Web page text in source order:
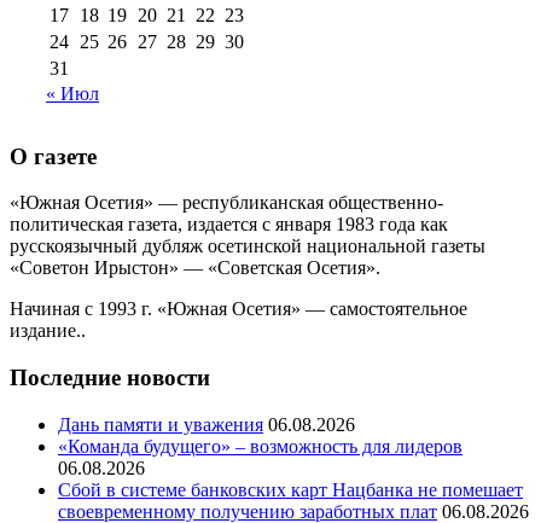
17 18 19 20 21 22 23
24 25 26 27 28 29 30
31
« Июл
О газете
«Южная Осетия» — республиканская общественно-
политическая газета, издается с января 1983 года как
русскоязычный дубляж осетинской национальной газеты
«Советон Ирыстон» — «Советская Осетия».
Начиная с 1993 г. «Южная Осетия» — самостоятельное
издание..
Последние новости
Дань памяти и уважения 06.08.2026
«Команда будущего» – возможность для лидеров
06.08.2026
Сбой в системе банковских карт Нацбанка не помешает
своевременному получению заработных плат 06.08.2026